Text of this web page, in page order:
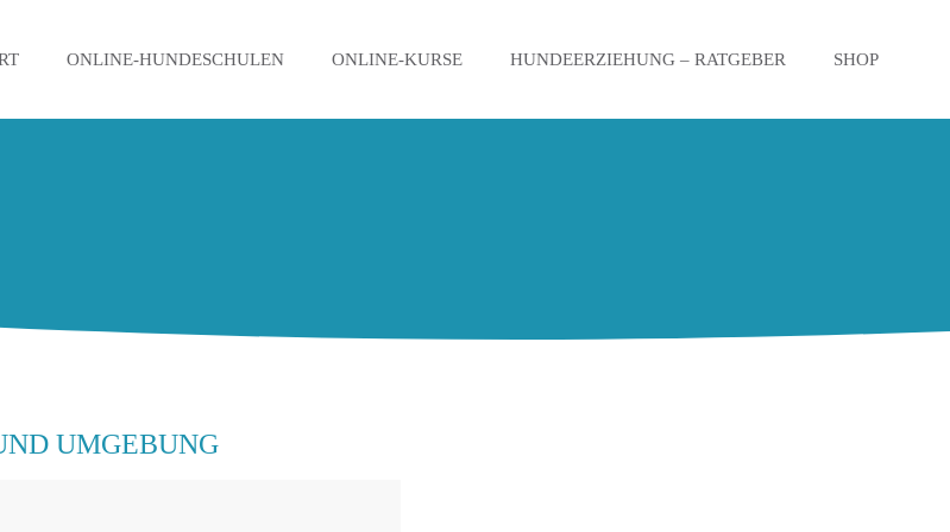
ONLINE-HUNDESCHULEN ONLINE-KURSE HUNDEERZIEHUNG – RATGEBER SHOP
UMGEBUNG